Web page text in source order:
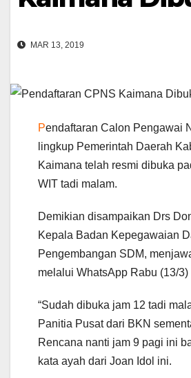
MAR 13, 2019
Pendaftaran Calon Pengawai
lingkup Pemerintah Daerah
Kaimana telah resmi dibuka
WIT tadi malam.
Demikian disampaikan Drs
Kepala Badan Kepegawaian
Pengembangan SDM,
melalui WhatsApp Rabu (13/3)
“Sudah dibuka jam 12 tadi
Panitia Pusat dari BKN
Rencana nanti jam 9 pagi ini
kata ayah dari Joan Idol ini.